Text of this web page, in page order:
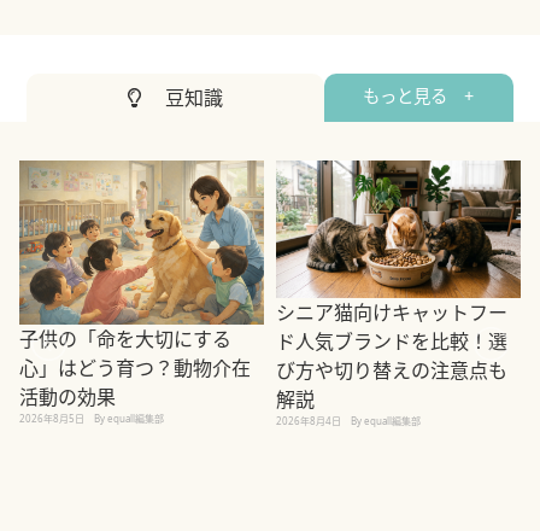
豆知識 もっと見る +
子供の「命を大切にする
心」はどう育つ？動物介在
活動の効果
2026年8月5日 By equall編集部
シニア猫向けキャットフー
ド人気ブランドを比較！選
び方や切り替えの注意点も
解説
2026年8月4日 By equall編集部